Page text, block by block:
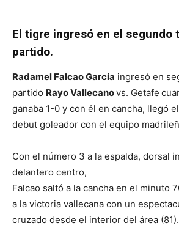
El tigre ingresó en el segundo
partido.
Radamel Falcao García ingresó en
partido Rayo Vallecanovs. Getafe
ganaba 1-0 y con él en cancha, llegó
debut goleador con el equipo
Con el número 3 a la espalda, dorsal
delantero centro,
Falcao saltó a la cancha en el minuto
a la victoria vallecana con un
cruzado desde el interior del área (81).